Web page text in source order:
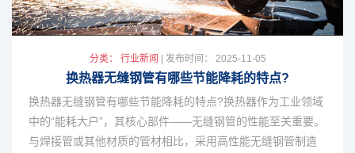
分类： 行业新闻 | 发布时间： 2025-11-05
换热器无缝钢管有哪些节能降耗的特点?
换热器无缝钢管有哪些节能降耗的特点?换热器作为工业领域
中的“能耗大户”，其核心部件——无缝钢管的性能至关重要。
与焊接管或其他材质的管材相比，采用高性能无缝钢管制造
格，内外径尺...
分类： 公司新闻 | 发布时间： 2024-06-11
汽车稳定杆钢管的制造工艺是怎么样的
汽车稳定杆钢管的制造工艺是怎么样的汽车稳定杆钢管的制
造工艺可以概括为以下几个主要步骤：一、原材料选择材料
类型：汽车...